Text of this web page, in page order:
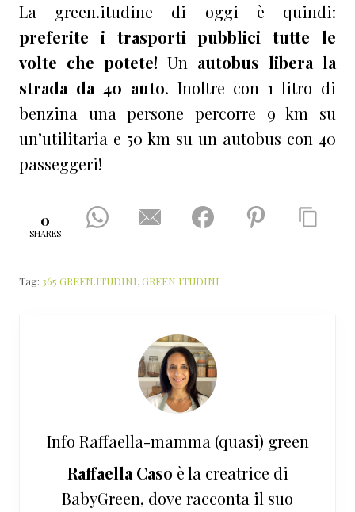
La green.itudine di oggi è quindi:
preferite i trasporti pubblici tutte le
volte che potete! Un autobus libera la
strada da 40 auto. Inoltre con 1 litro di
benzina una persone percorre 9 km su
un’utilitaria e 50 km su un autobus con 40
passeggeri!
0
SHARES
Tag: 365 GREEN.ITUDINI,GREEN.ITUDINI
Info Raffaella-mamma (quasi) green
Raffaella Caso è la creatrice di
BabyGreen, dove racconta il suo